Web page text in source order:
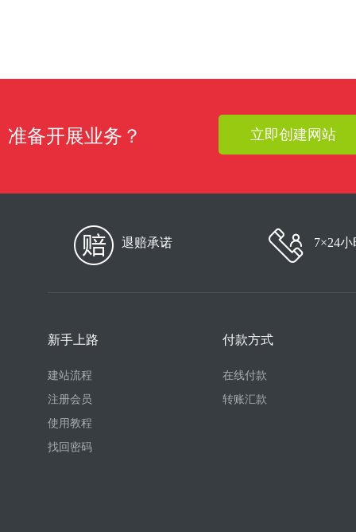
准备开展业务？ 立即创建网站
退赔承诺 7×24
新手上路
建站流程
注册会员
使用教程
找回密码
付款方式
在线付款
转账汇款